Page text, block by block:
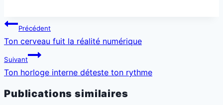
Navigation
de
l’article
Précédent
Ton cerveau fuit la réalité numérique
Suivant
Ton horloge interne déteste ton rythme
Publications similaires